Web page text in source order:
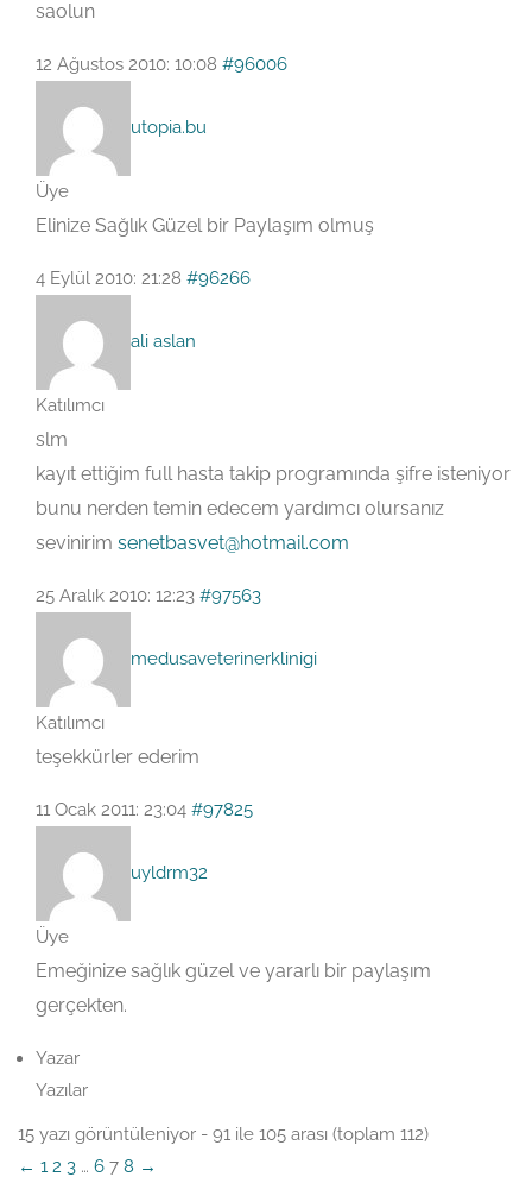
saolun
12 Ağustos 2010: 10:08 #96006
utopia.bu
Üye
Elinize Sağlık Güzel bir Paylaşım olmuş
4 Eylül 2010: 21:28 #96266
ali aslan
Katılımcı
slm
kayıt ettiğim full hasta takip programında şifre isteniyor
bunu nerden temin edecem yardımcı olursanız
sevinirim senetbasvet@hotmail.com
25 Aralık 2010: 12:23 #97563
medusaveterinerklinigi
Katılımcı
teşekkürler ederim
11 Ocak 2011: 23:04 #97825
uyldrm32
Üye
Emeğinize sağlık güzel ve yararlı bir paylaşım
gerçekten.
Yazar
Yazılar
15 yazı görüntüleniyor - 91 ile 105 arası (toplam 112)
← 1 2 3 … 6 7 8 →